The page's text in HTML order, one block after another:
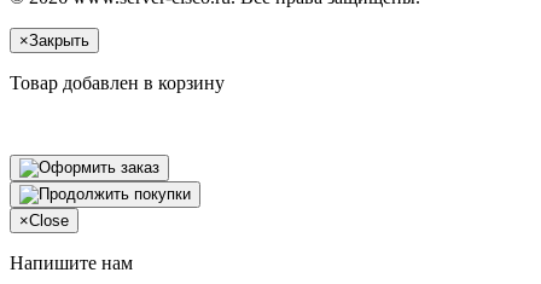
×Закрыть
Товар добавлен в корзину
×Close
Напишите нам